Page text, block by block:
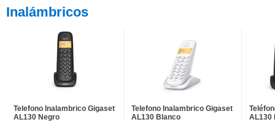
Inalámbricos
Telefono Inalambrico Gigaset
AL130 Negro
Telefono Inalambrico Gigaset
AL130 Blanco
AL130